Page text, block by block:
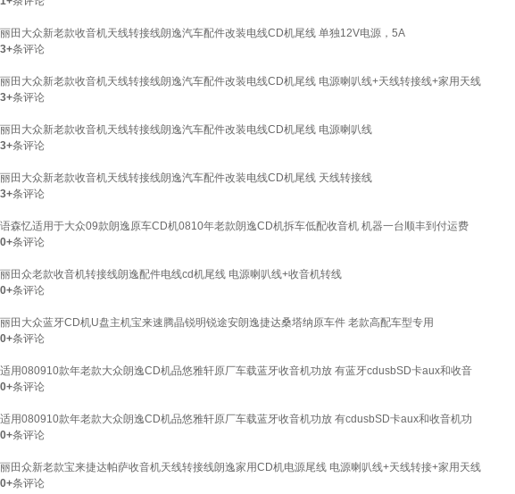
丽田大众新老款收音机天线转接线朗逸汽车配件改装电线CD机尾线 单独12V电源，5A
3+条评论
丽田大众新老款收音机天线转接线朗逸汽车配件改装电线CD机尾线 电源喇叭线+天线转接线+家用天线
3+条评论
丽田大众新老款收音机天线转接线朗逸汽车配件改装电线CD机尾线 电源喇叭线
3+条评论
丽田大众新老款收音机天线转接线朗逸汽车配件改装电线CD机尾线 天线转接线
3+条评论
语森忆适用于大众09款朗逸原车CD机0810年老款朗逸CD机拆车低配收音机 机器一台顺丰到付运费
0+条评论
丽田众老款收音机转接线朗逸配件电线cd机尾线 电源喇叭线+收音机转线
0+条评论
丽田大众蓝牙CD机U盘主机宝来速腾晶锐明锐途安朗逸捷达桑塔纳原车件 老款高配车型专用
0+条评论
适用080910款年老款大众朗逸CD机品悠雅轩原厂车载蓝牙收音机功放 有蓝牙cdusbSD卡aux和收音
0+条评论
适用080910款年老款大众朗逸CD机品悠雅轩原厂车载蓝牙收音机功放 有cdusbSD卡aux和收音机功
0+条评论
丽田众新老款宝来捷达帕萨收音机天线转接线朗逸家用CD机电源尾线 电源喇叭线+天线转接+家用天线
0+条评论